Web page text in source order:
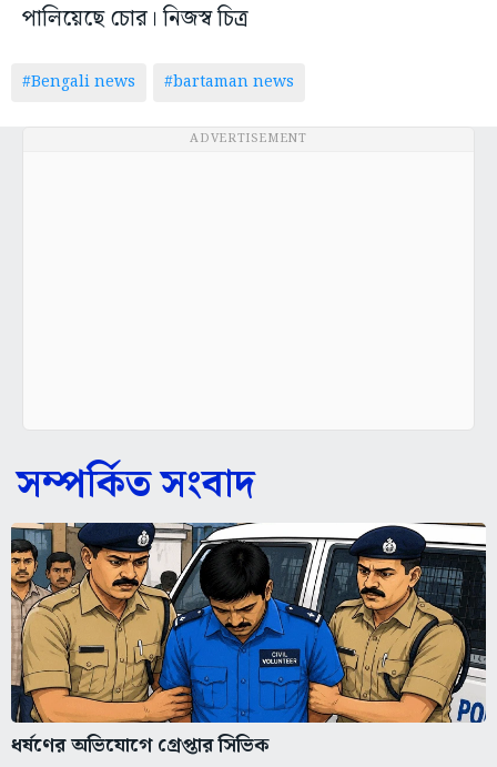
পালিয়েছে চোর। নিজস্ব চিত্র
#Bengali news #bartaman news
ADVERTISEMENT
সম্পর্কিত সংবাদ
ধর্ষণের অভিযোগে গ্রেপ্তার সিভিক